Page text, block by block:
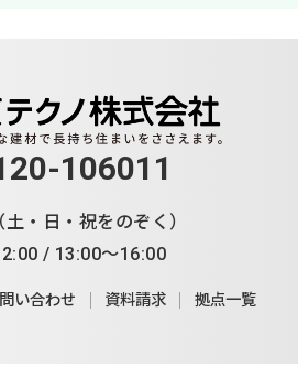
106011
・日・祝をのぞく）
/ 13:00～16:00
い合わせ 資料請求 拠点一覧